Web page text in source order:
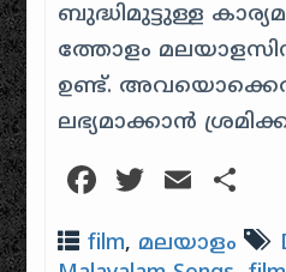
ബുദ്ധിമുട്ടുള്ള
ത്തോളം
ഉണ്ട്.
ലഭ്യമാക്കാൻ
Facebook
Twitter
Email
film, മലയാളം